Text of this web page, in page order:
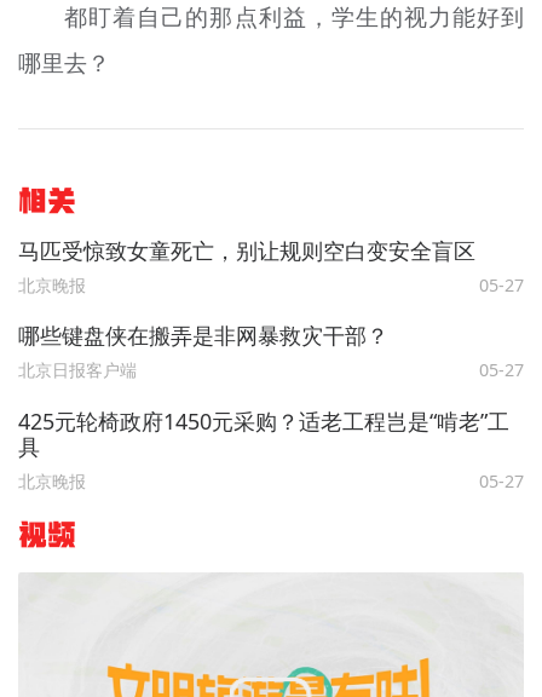
都盯着自己的那点利益，学生的视力能好到
哪里去？
相关
马匹受惊致女童死亡，别让规则空白变安全盲区
北京晚报 05-27
哪些键盘侠在搬弄是非网暴救灾干部？
北京日报客户端 05-27
425元轮椅政府1450元采购？适老工程岂是“啃老”工
具
北京晚报 05-27
视频